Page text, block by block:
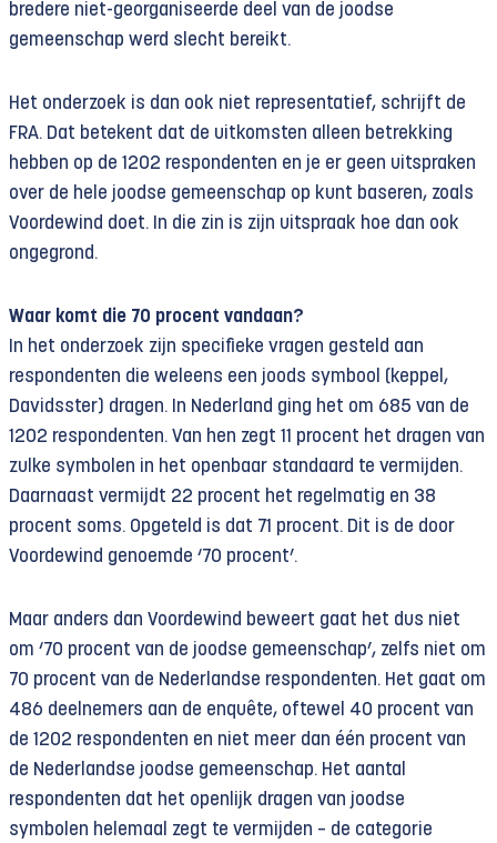
bredere niet-georganiseerde deel van de joodse
gemeenschap werd slecht bereikt.
Het onderzoek is dan ook niet representatief, schrijft de
FRA. Dat betekent dat de uitkomsten alleen betrekking
hebben op de 1202 respondenten en je er geen uitspraken
over de hele joodse gemeenschap op kunt baseren, zoals
Voordewind doet. In die zin is zijn uitspraak hoe dan ook
ongegrond.
Waar komt die 70 procent vandaan?
In het onderzoek zijn specifieke vragen gesteld aan
respondenten die weleens een joods symbool (keppel,
Davidsster) dragen. In Nederland ging het om 685 van de
1202 respondenten. Van hen zegt 11 procent het dragen van
zulke symbolen in het openbaar standaard te vermijden.
Daarnaast vermijdt 22 procent het regelmatig en 38
procent soms. Opgeteld is dat 71 procent. Dit is de door
Voordewind genoemde ‘70 procent’.
Maar anders dan Voordewind beweert gaat het dus niet
om ‘70 procent van de joodse gemeenschap’, zelfs niet om
70 procent van de Nederlandse respondenten. Het gaat om
486 deelnemers aan de enquête, oftewel 40 procent van
de 1202 respondenten en niet meer dan één procent van
de Nederlandse joodse gemeenschap. Het aantal
respondenten dat het openlijk dragen van joodse
symbolen helemaal zegt te vermijden – de categorie